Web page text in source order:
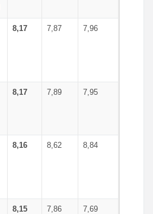
8,17 7,87 7,96
8,17 7,89 7,95
8,16 8,62 8,84
8,15 7,86 7,69